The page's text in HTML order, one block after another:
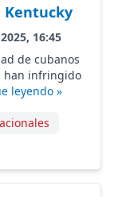
Kentucky
16:45
de cubanos
han infringido
leyendo »